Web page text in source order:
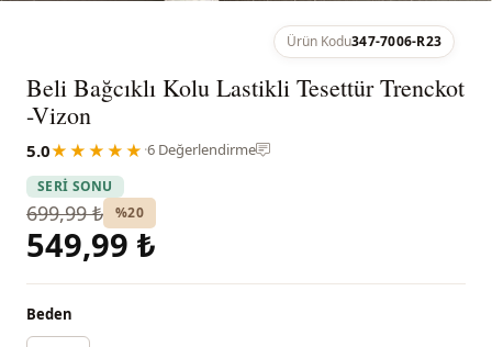
Ürün Kodu347-7006-R23
Beli Bağcıklı Kolu Lastikli Tesettür Trenckot
-Vizon
5.0★★★★★ ·6 Değerlendirme
SERİ SONU
699,99 ₺ %20
549,99 ₺
Beden